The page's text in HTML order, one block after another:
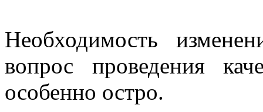
Необходимость
вопрос проведения
особенно остро.